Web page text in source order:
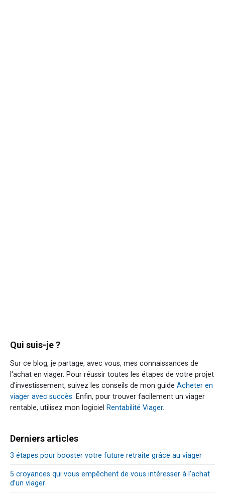
Qui suis-je ?
Sur ce blog, je partage, avec vous, mes connaissances de
l'achat en viager. Pour réussir toutes les étapes de votre projet
d'investissement, suivez les conseils de mon guide Acheter en
viager avec succès . Enfin, pour trouver facilement un viager
rentable, utilisez mon logiciel Rentabilité Viager.
Derniers articles
3 étapes pour booster votre future retraite grâce au viager
5 croyances qui vous empêchent de vous intéresser à l’achat
d’un viager